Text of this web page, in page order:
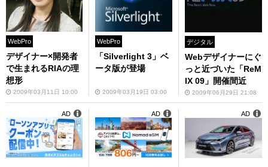
WebPro
デザイナー×開発者
で生まれるRIAの理
想形
2009年03月11日 10:00
WebPro
「Silverlight 3」ベ
ータ版が登場
2009年03月19日 03:00
デジタル
Webデザイナーにぐ
っと近づいた「ReM
IX 09」開催間近
2009年06月29日 21:08
AD AD AD